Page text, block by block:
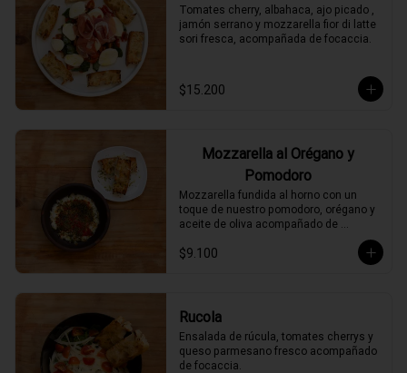
Tomates cherry, albahaca, ajo picado ,
jamón serrano y mozzarella fior di latte
sori fresca, acompañada de focaccia.
$15.200
Mozzarella al Orégano y
Pomodoro
Mozzarella fundida al horno con un
toque de nuestro pomodoro, orégano y
aceite de oliva acompañado de
$9.100
Rucola
Ensalada de rúcula, tomates cherrys y
queso parmesano fresco acompañado
de focaccia.